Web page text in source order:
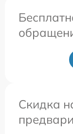
Скидка